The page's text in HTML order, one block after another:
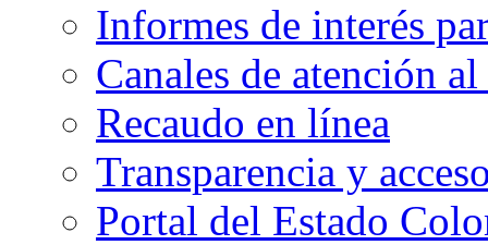
Informes de interés
Canales de atención
Recaudo en línea
Transparencia y
Portal del Estado